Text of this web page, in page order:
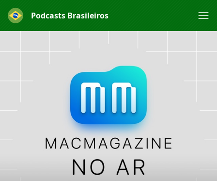
Podcasts Brasileiros